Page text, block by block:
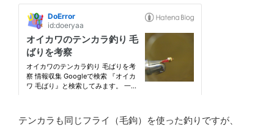
テンカラも同じフライ（毛鉤）を使った釣りですが、